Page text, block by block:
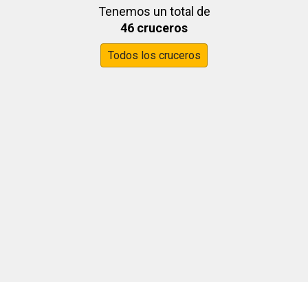
Tenemos un total de
46 cruceros
Todos los cruceros